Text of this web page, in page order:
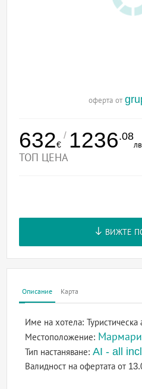
оферта от
632€
/ 1236.08
ТОП ЦЕНА
ВИЖТЕ
Описание Карта
Име на хотела:
Местоположение:
Тип настаняване:AI - all
Валидност на офертатаот